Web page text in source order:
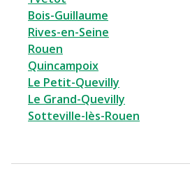
Bois-Guillaume
Rives-en-Seine
Rouen
Quincampoix
Le Petit-Quevilly
Le Grand-Quevilly
Sotteville-lès-Rouen